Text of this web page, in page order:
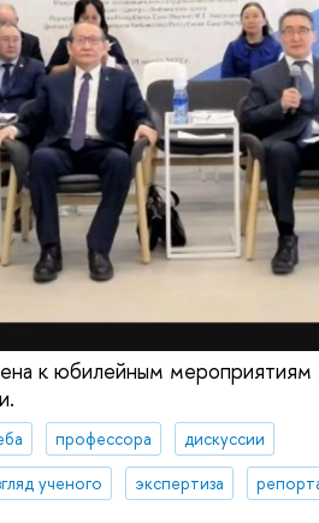
к юбилейным мероприятиям
профессора
дискуссии
ученого экспертиза